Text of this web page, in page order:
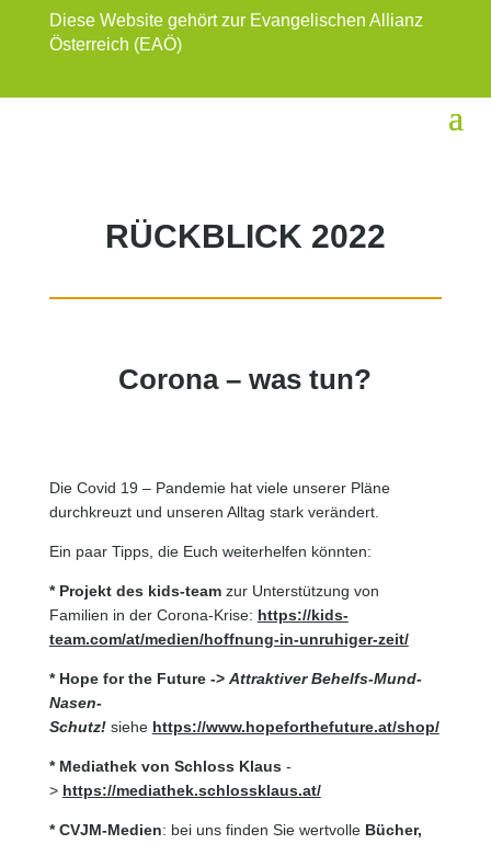
Diese Website gehört zur Evangelischen Allianz
Österreich (EAÖ)
RÜCKBLICK 2022
Corona – was tun?
Die Covid 19 – Pandemie hat viele unserer Pläne
durchkreuzt und unseren Alltag stark verändert.
Ein paar Tipps, die Euch weiterhelfen könnten:
* Projekt des kids-team zur Unterstützung von
Familien in der Corona-Krise: https://kids-
team.com/at/medien/hoffnung-in-unruhiger-zeit/
* Hope for the Future -> Attraktiver Behelfs-Mund-
Nasen-
Schutz! siehe https://www.hopeforthefuture.at/shop/
* Mediathek von Schloss Klaus -
> https://mediathek.schlossklaus.at/
* CVJM-Medien: bei uns finden Sie wertvolle Bücher,